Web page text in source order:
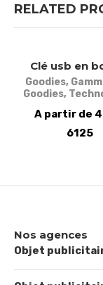
RELATED
Clé usb en
Goodies,
Goodies,
A partir de
6125
Nos agences
Objet